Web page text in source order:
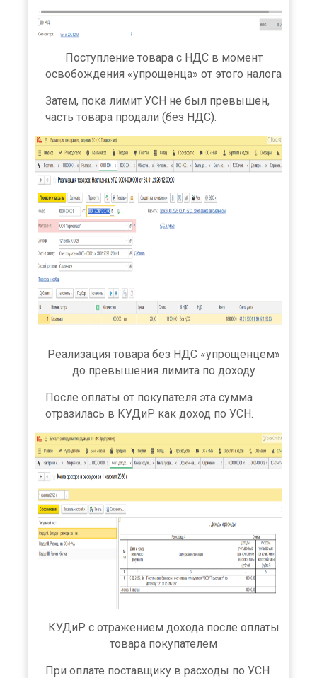
Поступление товара с НДС в момент
освобождения «упрощенца» от этого налога
Затем, пока лимит УСН не был превышен,
часть товара продали (без НДС).
Реализация товара без НДС «упрощенцем»
до превышения лимита по доходу
После оплаты от покупателя эта сумма
отразилась в КУДиР как доход по УСН.
КУДиР с отражением дохода после оплаты
товара покупателем
При оплате поставщику в расходы по УСН